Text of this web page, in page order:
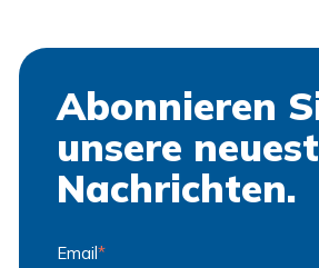
Abonnieren
unsere
Nachrichten.
Email*